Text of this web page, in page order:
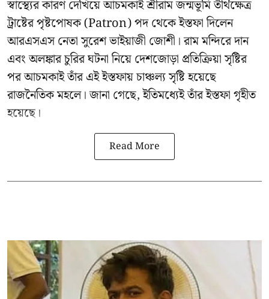
স্বাস্থ্যের কারণ দেখিয়ে আচমকাইশ্রীরাম জন্মভূমি তীর্থক্ষেত্র
ট্রাষ্টেরপৃষ্টপোষক (Patron) পদ থেকে ইস্তফা দিলেন
আরএসএস নেতা সুরেশ ভাইয়াজী জোশী। রাম মন্দিরে দান
এবং অলঙ্কার চুরির ঘটনা নিয়ে দেশজোড়া প্রতিক্রিয়া সৃষ্টির
পর আচমকাই তাঁর এই ইস্তফায় চাঞ্চল্য সৃষ্টি হয়েছে
রাজনৈতিক মহলে। জানা গেছে, ইতিমধ্যেই তাঁর ইস্তফা গৃহীত
হয়েছে।
Read More